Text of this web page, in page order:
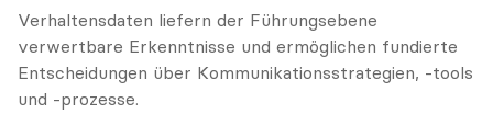
Verhaltensdaten liefern der Führungsebene
verwertbare Erkenntnisse und ermöglichen fundierte
Entscheidungen über Kommunikationsstrategien, -tools
und -prozesse.